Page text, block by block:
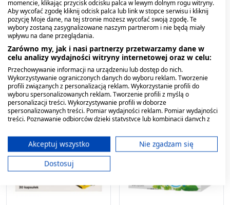
Insulan, tabl., 120 szt
63,29 zł
Insulan, tabletki
powlekane, 60 szt.
momencie, klikając przycisk odcisku palca w lewym dolnym rogu witryny.
Aby wycofać zgodę kliknij odcisk palca lub link w stopce serwisu i kliknij
pozycję Moje dane, na tej stronie możesz wycofać swoją zgodę. Te
wybory zostaną zasygnalizowane naszym partnerom i nie będą miały
wpływu na dane przeglądania.
Zarówno my, jak i nasi partnerzy przetwarzamy dane w
celu analizy wydajności witryny internetowej oraz w celu:
Przechowywanie informacji na urządzeniu lub dostęp do nich.
Wykorzystywanie ograniczonych danych do wyboru reklam. Tworzenie
profili związanych z personalizacją reklam. Wykorzystanie profili do
wyboru spersonalizowanych reklam. Tworzenie profili z myślą o
personalizacji treści. Wykorzystywanie profili w doborze
spersonalizowanych treści. Pomiar wydajności reklam. Pomiar wydajności
treści. Poznawanie odbiorców dzięki statystyce lub kombinacji danych z
ograniczonych danych do wyboru treści.
Dane mogą być udostępniane poza Unię Europejską i wysyłane do USA.
Twoja zgoda i polityka cookie dotyczą wyłącznie tej witryny/aplikacji.
Wyświetl listę partnerów (11 dostawców IAB)
Akceptuj wszystko
Nie zgadzam się
Dostosuj